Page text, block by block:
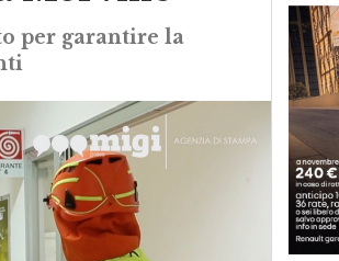
per garantire la